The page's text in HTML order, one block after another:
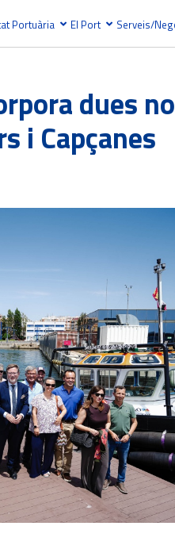
Portuària El Port Serveis/
dues
i Capçanes